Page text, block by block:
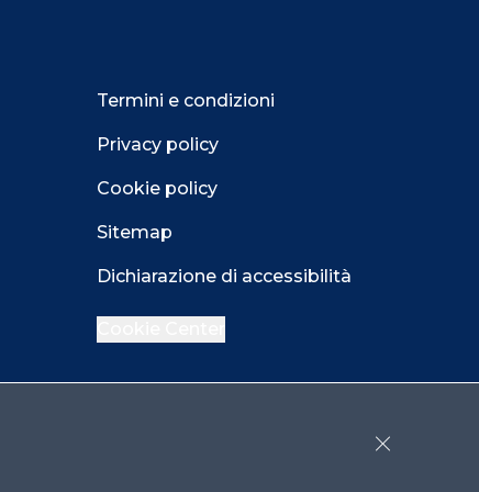
Termini e condizioni
Privacy policy
Cookie policy
Sitemap
Dichiarazione di accessibilità
Instagram
Close